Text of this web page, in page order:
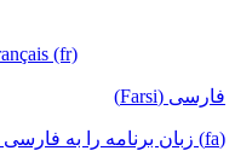
(fr)
فارسی (Farsi)
(fa) زبان برنامه را به فارسی تغییر دهید